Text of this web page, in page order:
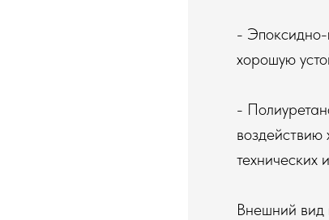
- Эпоксидно-
хорошую
-
воздействию
технических
Внешний вид